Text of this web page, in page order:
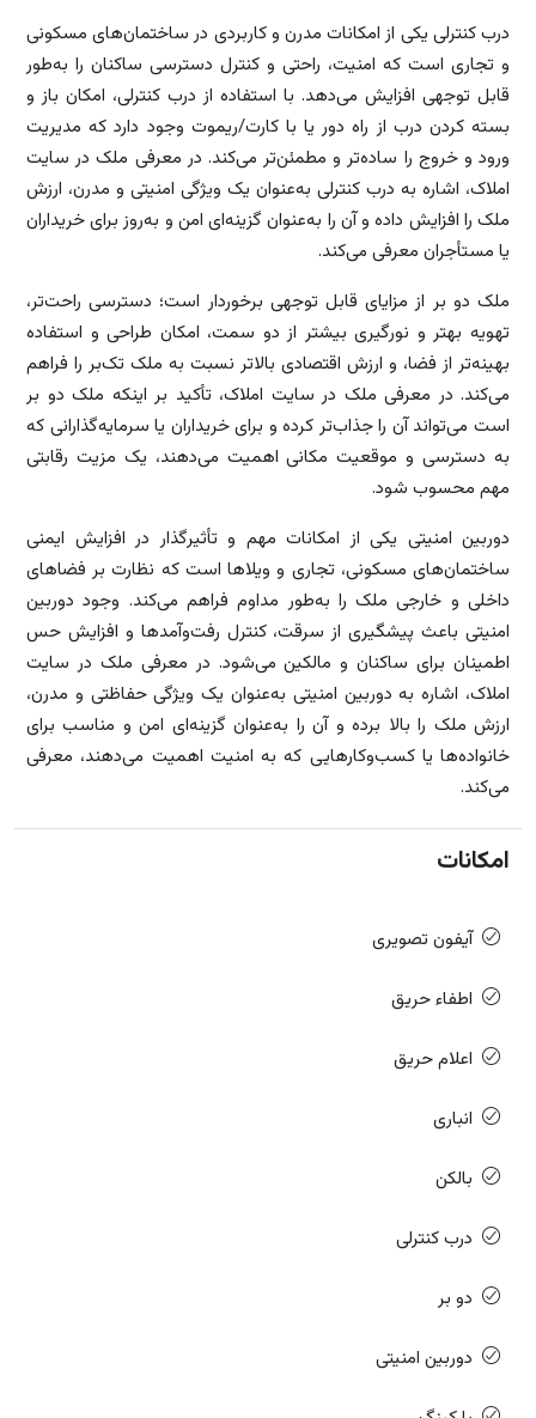
درب کنترلی یکی از امکانات مدرن و کاربردی در ساختمان‌های مسکونی
و تجاری است که امنیت، راحتی و کنترل دسترسی ساکنان را به‌طور
قابل توجهی افزایش می‌دهد. با استفاده از درب کنترلی، امکان باز و
بسته کردن درب از راه دور یا با کارت/ریموت وجود دارد که مدیریت
ورود و خروج را ساده‌تر و مطمئن‌تر می‌کند. در معرفی ملک در سایت
املاک، اشاره به درب کنترلی به‌عنوان یک ویژگی امنیتی و مدرن، ارزش
ملک را افزایش داده و آن را به‌عنوان گزینه‌ای امن و به‌روز برای خریداران
یا مستأجران معرفی می‌کند.
ملک دو بر از مزایای قابل توجهی برخوردار است؛ دسترسی راحت‌تر،
تهویه بهتر و نورگیری بیشتر از دو سمت، امکان طراحی و استفاده
بهینه‌تر از فضا، و ارزش اقتصادی بالاتر نسبت به ملک تک‌بر را فراهم
می‌کند. در معرفی ملک در سایت املاک، تأکید بر اینکه ملک دو بر
است می‌تواند آن را جذاب‌تر کرده و برای خریداران یا سرمایه‌گذارانی که
به دسترسی و موقعیت مکانی اهمیت می‌دهند، یک مزیت رقابتی
مهم محسوب شود.
دوربین امنیتی یکی از امکانات مهم و تأثیرگذار در افزایش ایمنی
ساختمان‌های مسکونی، تجاری و ویلاها است که نظارت بر فضاهای
داخلی و خارجی ملک را به‌طور مداوم فراهم می‌کند. وجود دوربین
امنیتی باعث پیشگیری از سرقت، کنترل رفت‌وآمدها و افزایش حس
اطمینان برای ساکنان و مالکین می‌شود. در معرفی ملک در سایت
املاک، اشاره به دوربین امنیتی به‌عنوان یک ویژگی حفاظتی و مدرن،
ارزش ملک را بالا برده و آن را به‌عنوان گزینه‌ای امن و مناسب برای
خانواده‌ها یا کسب‌وکارهایی که به امنیت اهمیت می‌دهند، معرفی
می‌کند.
امکانات
آیفون تصویری
اطفاء حریق
اعلام حریق
انباری
بالکن
درب کنترلی
دو بر
دوربین امنیتی